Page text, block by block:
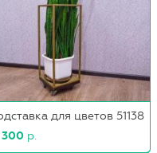
для цветов 51138
300 р.